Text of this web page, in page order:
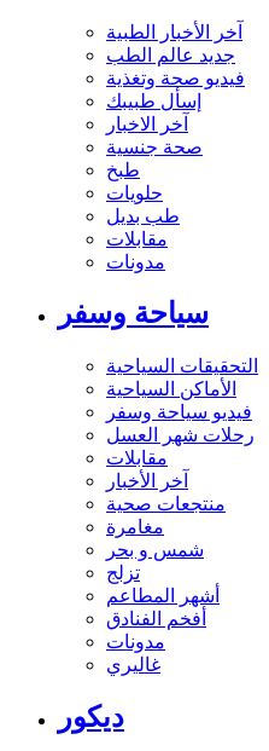
آخر الأخبار الطبية
جديد عالم الطب
فيديو صحة وتغذية
إسأل طبيبك
آخر الاخبار
صحة جنسية
طبخ
حلويات
طب بديل
مقابلات
مدونات
سياحة وسفر
التحقيقات السياحية
الأماكن السياحية
فيديو سياحة وسفر
رحلات شهر العسل
مقابلات
آخر الأخبار
منتجعات صحية
مغامرة
شمس و بحر
تزلج
أشهر المطاعم
أفخم الفنادق
مدونات
غاليري
ديكور